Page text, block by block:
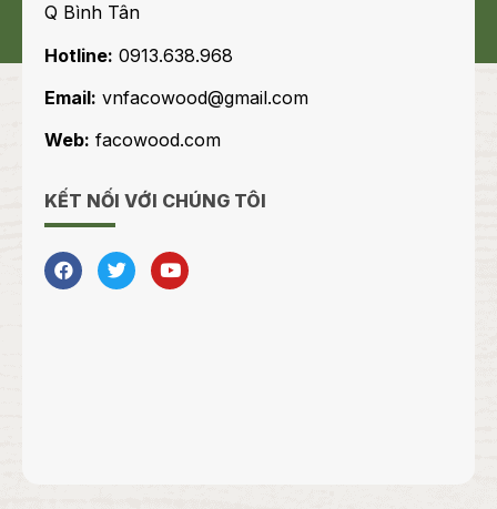
Q Bình Tân
Hotline: 0913.638.968
Email: vnfacowood@gmail.com
Web: facowood.com
KẾT NỐI VỚI CHÚNG TÔI